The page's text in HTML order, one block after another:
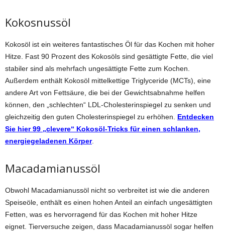
Kokosnussöl
Kokosöl ist ein weiteres fantastisches Öl für das Kochen mit hoher
Hitze. Fast 90 Prozent des Kokosöls sind gesättigte Fette, die viel
stabiler sind als mehrfach ungesättigte Fette zum Kochen.
Außerdem enthält Kokosöl mittelkettige Triglyceride (MCTs), eine
andere Art von Fettsäure, die bei der Gewichtsabnahme helfen
können, den „schlechten“ LDL-Cholesterinspiegel zu senken und
gleichzeitig den guten Cholesterinspiegel zu erhöhen. Entdecken
Sie hier 99 „clevere“ Kokosöl-Tricks für einen schlanken,
energiegeladenen Körper.
Macadamianussöl
Obwohl Macadamianussöl nicht so verbreitet ist wie die anderen
Speiseöle, enthält es einen hohen Anteil an einfach ungesättigten
Fetten, was es hervorragend für das Kochen mit hoher Hitze
eignet. Tierversuche zeigen, dass Macadamianussöl sogar helfen